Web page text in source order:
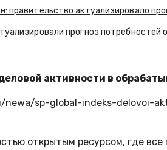
правительство актуализировало
прогноз
активности в
newa/sp-global-indeks-delovoi-
открытым ресурсом, где